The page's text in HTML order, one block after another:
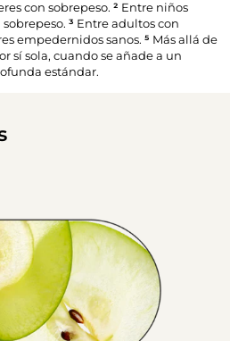
con sobrepeso. ² Entre niños
³ Entre adultos con
empedernidos sanos. ⁵ Más allá de
sí sola, cuando se añade a un
estándar.